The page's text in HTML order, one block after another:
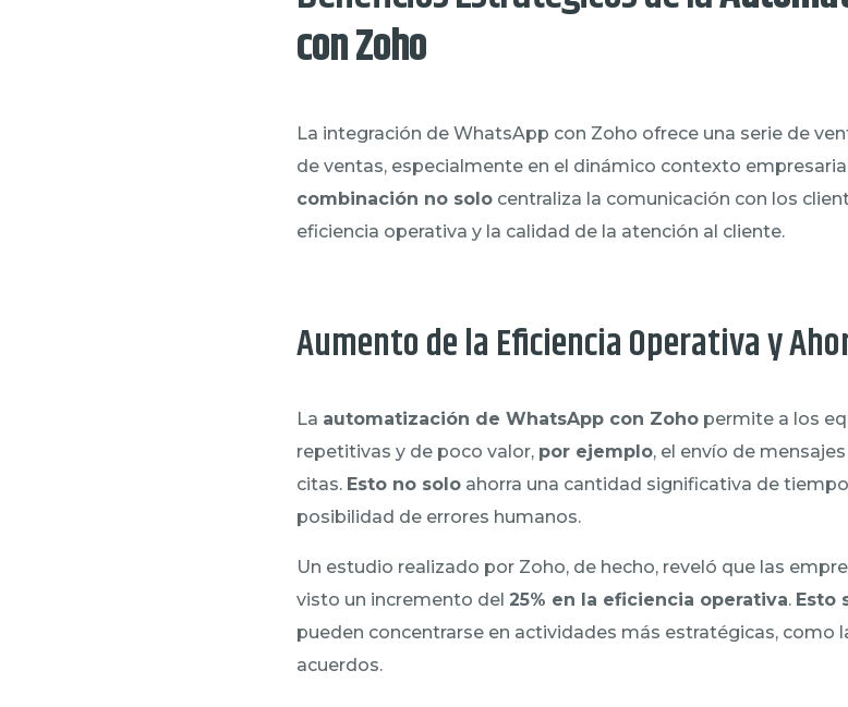
con Zoho
La integración de WhatsApp con Zoho ofrece una serie de
de ventas, especialmente en el dinámico contexto
combinación no solo centraliza la comunicación con los
eficiencia operativa y la calidad de la atención al cliente.
Aumento de la Eficiencia Operativa y
La automatización de WhatsApp con Zoho permite a los
repetitivas y de poco valor, por ejemplo, el envío de
citas. Esto no solo ahorra una cantidad significativa de
posibilidad de errores humanos.
Un estudio realizado por Zoho, de hecho, reveló que las
visto un incremento del 25% en la eficiencia operativa. Esto
pueden concentrarse en actividades más estratégicas, como
acuerdos.